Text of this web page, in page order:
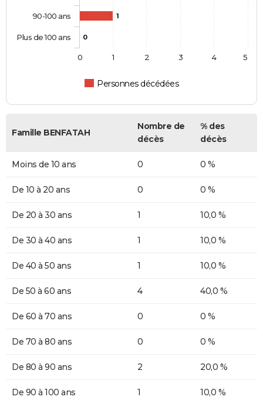
1
0
Personnes décédées
90-100 ans
Plus de 100 ans
0 1 2 3 4 5
Famille BENFATAH
Nombre de
décès
% des
décès
Moins de 10 ans 0 0 %
De 10 à 20 ans 0 0 %
De 20 à 30 ans 1 10,0 %
De 30 à 40 ans 1 10,0 %
De 40 à 50 ans 1 10,0 %
De 50 à 60 ans 4 40,0 %
De 60 à 70 ans 0 0 %
De 70 à 80 ans 0 0 %
De 80 à 90 ans 2 20,0 %
De 90 à 100 ans 1 10,0 %